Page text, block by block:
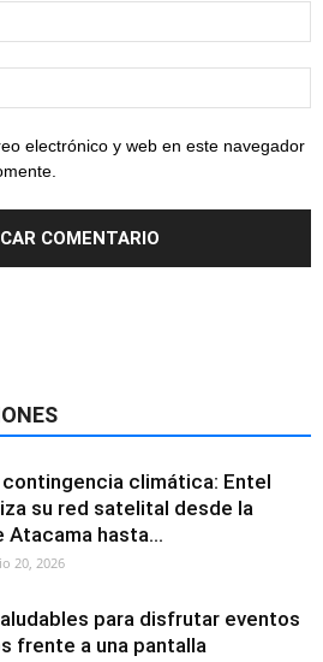
electrónico y web en este navegador
climática: Entel
su red satelital desde la
Atacama hasta...
20, 2026
para disfrutar eventos
frente a una pantalla